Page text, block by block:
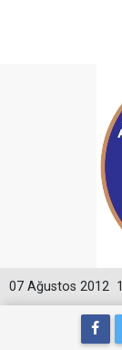
07 Ağustos 2012